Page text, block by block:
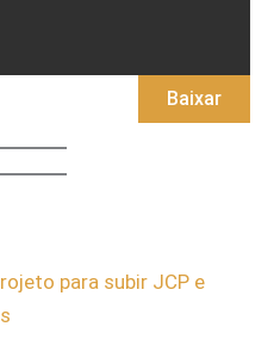
Baixar
para subir JCP e